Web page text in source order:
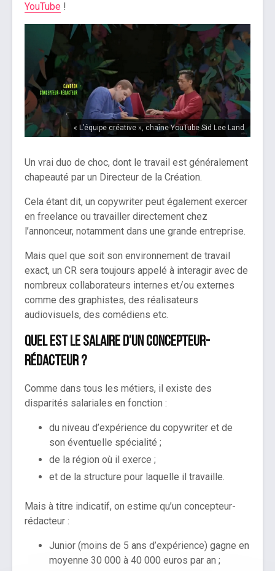
YouTube !
« L’équipe créative », chaîne YouTube Sid Lee Land
Un vrai duo de choc, dont le travail est généralement
chapeauté par un Directeur de la Création.
Cela étant dit, un copywriter peut également exercer
en freelance ou travailler directement chez
l’annonceur, notamment dans une grande entreprise.
Mais quel que soit son environnement de travail
exact, un CR sera toujours appelé à interagir avec de
nombreux collaborateurs internes et/ou externes
comme des graphistes, des réalisateurs
audiovisuels, des comédiens etc.
Quel est le salaire d’un concepteur-
rédacteur ?
Comme dans tous les métiers, il existe des
disparités salariales en fonction :
du niveau d’expérience du copywriter et de
son éventuelle spécialité ;
de la région où il exerce ;
et de la structure pour laquelle il travaille.
Mais à titre indicatif, on estime qu’un concepteur-
rédacteur :
Junior (moins de 5 ans d’expérience) gagne en
moyenne 30 000 à 40 000 euros par an ;